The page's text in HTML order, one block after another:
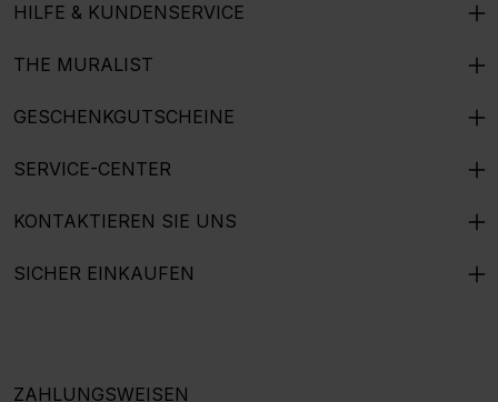
HILFE & KUNDENSERVICE
THE MURALIST
GESCHENKGUTSCHEINE
SERVICE-CENTER
KONTAKTIEREN SIE UNS
SICHER EINKAUFEN
ZAHLUNGSWEISEN